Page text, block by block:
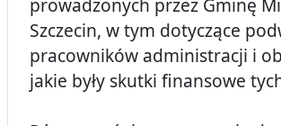
prowadzonych przez Gminę
Szczecin, w tym dotyczące
pracowników administracji i
jakie były skutki finansowe